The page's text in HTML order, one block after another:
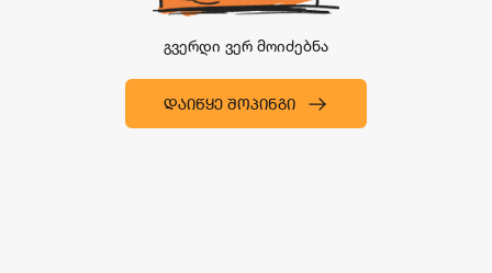
გვერდი ვერ მოიძებნა
ᲓᲐᲘᲬᲧᲔ ᲨᲝᲞᲘᲜᲒᲘ